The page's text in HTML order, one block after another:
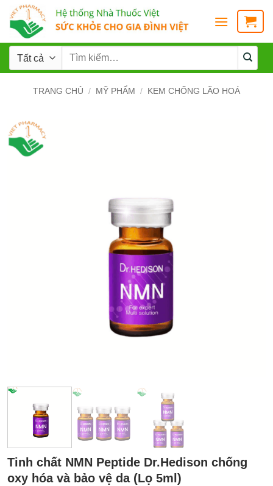
TRANG CHỦ / MỸ PHẨM / KEM CHỐNG LÃO HOÁ
Tinh chất NMN Peptide Dr.Hedison chống
oxy hóa và bảo vệ da (Lọ 5ml)